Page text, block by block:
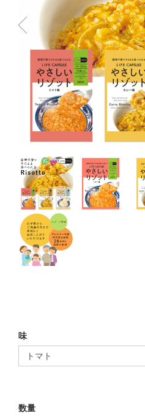
味
数量